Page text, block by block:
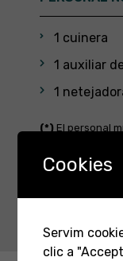
1 cuinera
1 auxiliar
1
(*) El personal
necessitats
circumstància
Cookies
Servim
clic a